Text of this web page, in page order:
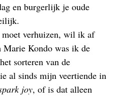
en burgerlijk je oude
verhuizen, wil ik af
Kondo was ik de
sorteren van de
al sinds mijn veertiende in
joy, of is dat alleen